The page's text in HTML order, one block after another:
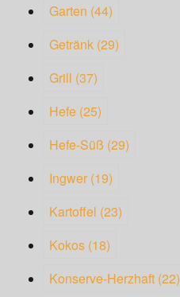
Garten (44)
Getränk (29)
Grill (37)
Hefe (25)
Hefe-Süß (29)
Ingwer (19)
Kartoffel (23)
Kokos (18)
Konserve-Herzhaft (22)